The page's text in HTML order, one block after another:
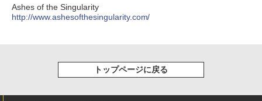
Ashes of the Singularity
http://www.ashesofthesingularity.com/
トップページに戻る